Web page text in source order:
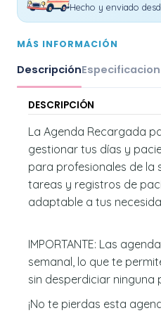
Hecho y enviado
MÁS INFORMACIÓN
Descripción
DESCRIPCIÓN
La Agenda Recargada
gestionar tus días y
para profesionales de la
tareas y registros de
adaptable a tus
IMPORTANTE: Las
semanal, lo que te
sin desperdiciar ninguna
¡No te pierdas esta